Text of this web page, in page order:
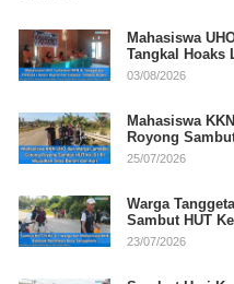
Mahasiswa
Tangkal Hoaks
03/08/2026
Mahasiswa
Royong
25/07/2026
Warga
Sambut HUT
23/07/2026